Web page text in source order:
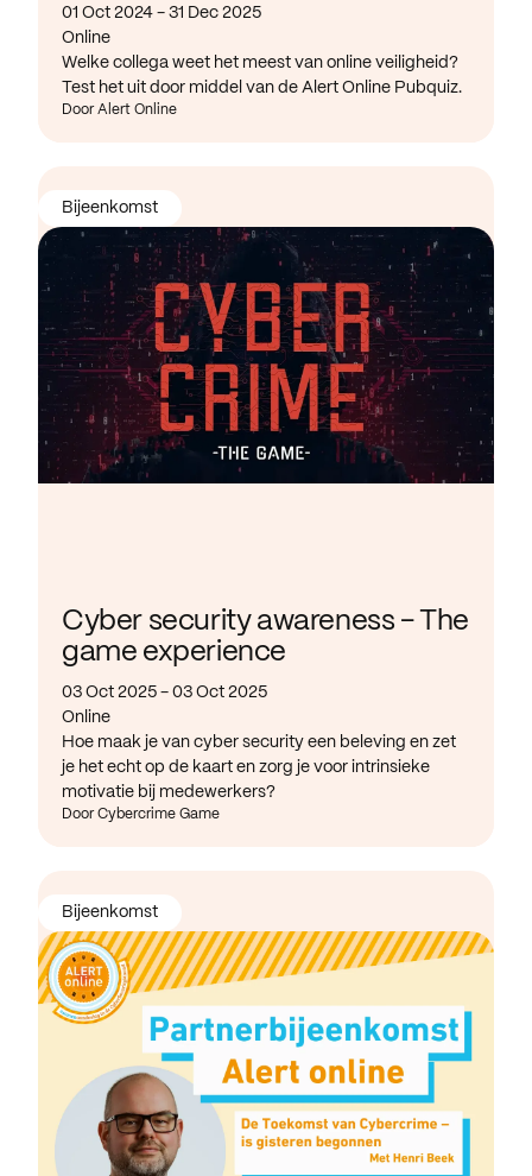
01 Oct 2024 - 31 Dec 2025
Online
Welke collega weet het meest van online veiligheid?
Test het uit door middel van de Alert Online Pubquiz.
Door Alert Online
Cyber security awareness - The
game experience
03 Oct 2025 - 03 Oct 2025
Online
Hoe maak je van cyber security een beleving en zet
je het echt op de kaart en zorg je voor intrinsieke
motivatie bij medewerkers?
Door Cybercrime Game
Bijeenkomst
Bijeenkomst